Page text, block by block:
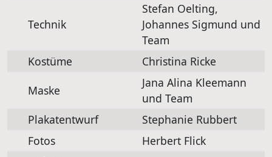
Technik
Stefan Oelting,
Johannes Sigmund und
Team
Kostüme
Christina Ricke
Maske
Jana Alina Kleemann
und Team
Plakatentwurf
Stephanie Rubbert
Fotos
Herbert Flick